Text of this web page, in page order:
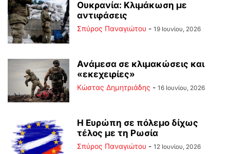
Ουκρανία: Κλιμάκωση με
αντιφάσεις
Σπύρος Παναγιώτου - 19 Ιουνίου, 2026
Ανάμεσα σε κλιμακώσεις και
«εκεχειρίες»
Kώστας Δημητριάδης - 16 Ιουνίου, 2026
Η Ευρώπη σε πόλεμο δίχως
τέλος με τη Ρωσία
Σπύρος Παναγιώτου - 12 Ιουνίου, 2026